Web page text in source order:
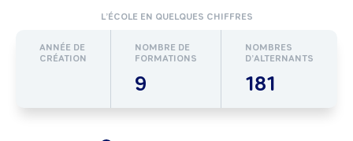
L’ÉCOLE EN QUELQUES CHIFFRES
ANNÉE DE
CRÉATION
NOMBRE DE
FORMATIONS
9
NOMBRES
D’ALTERNANTS
181